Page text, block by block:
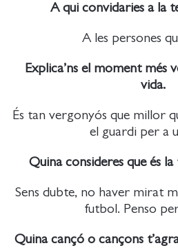
A qui convidaries a la
A les persones
Explica’ns el moment més
vida.
És tan vergonyós que millor
el guardi per a
Quina consideres que és
Sens dubte, no haver mirat
futbol. Penso
Quina cançó o cançons